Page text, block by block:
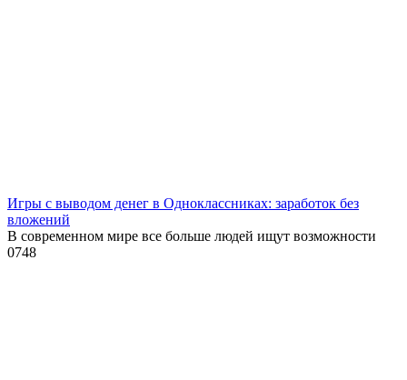
Игры с выводом денег в Одноклассниках: заработок без
вложений
В современном мире все больше людей ищут возможности
0748